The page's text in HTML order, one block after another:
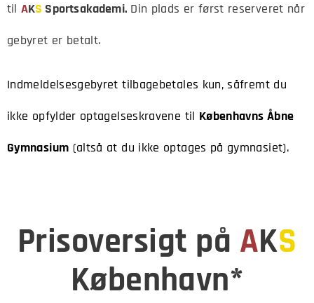
til AKS Sportsakademi. Din plads er først reserveret når
gebyret er betalt.
Indmeldelsesgebyret tilbagebetales kun, såfremt du
ikke opfylder optagelseskravene til Københavns Åbne
Gymnasium (altså at du ikke optages på gymnasiet).
Prisoversigt på AKS
København*